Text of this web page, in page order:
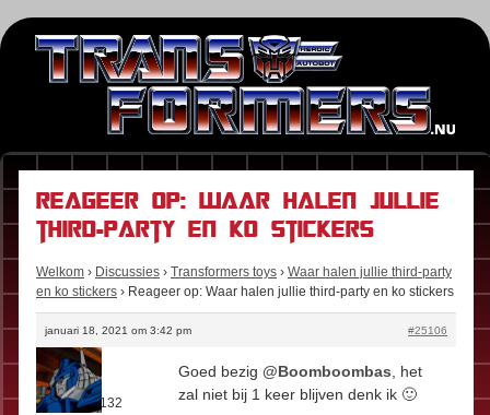
Reageer op: Waar halen jullie
third-party en ko stickers
Welkom › Discussies › Transformers toys › Waar halen jullie third-party
en ko stickers › Reageer op: Waar halen jullie third-party en ko stickers
januari 18, 2021 om 3:42 pm #25106
Bubba
Rol:Fan
Berichten:132
Goed bezig @Boomboombas, het
zal niet bij 1 keer blijven denk ik 🙂